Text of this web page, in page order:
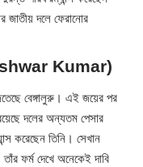
জাতীয় দলে ফেরানোর
Kumar)
বেঙ্গালুরু। এই জয়ের পর
দলের অন্যতম পেসার
করেছেন তিনি। সেখান
ফর্ম দেখে অনেকেই দাবি